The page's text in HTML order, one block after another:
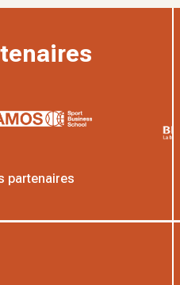
partenaires